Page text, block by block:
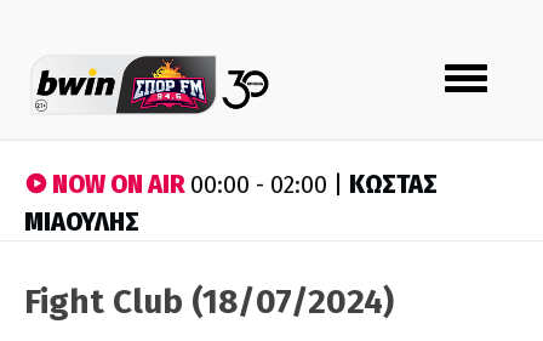
Toggle
navigation
NOW ON AIR00:00 - 02:00 | ΚΩΣΤΑΣ
ΜΙΑΟΥΛΗΣ
Fight Club (18/07/2024)